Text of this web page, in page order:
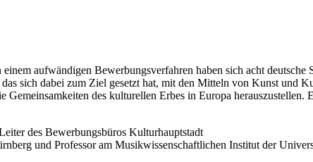
aufwändigen Bewerbungsverfahren haben sich acht
sich dabei zum Ziel gesetzt hat, mit den Mitteln von Kunst und
des kulturellen Erbes in Europa herauszustellen.
des Bewerbungsbüros Kulturhauptstadt
und Professor am Musikwissenschaftlichen Institut der